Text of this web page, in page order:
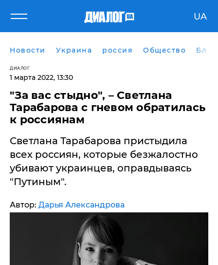
UA
Новости Украина россия Общество
ДИАЛОГ
1 марта 2022, 13:30
"За вас стыдно", – Светлана
Тарабарова с гневом обратилась
к россиянам
Светлана Тарабарова пристыдила
всех россиян, которые безжалостно
убивают украинцев, оправдываясь
"Путиным".
Автор: Дарья Александрова